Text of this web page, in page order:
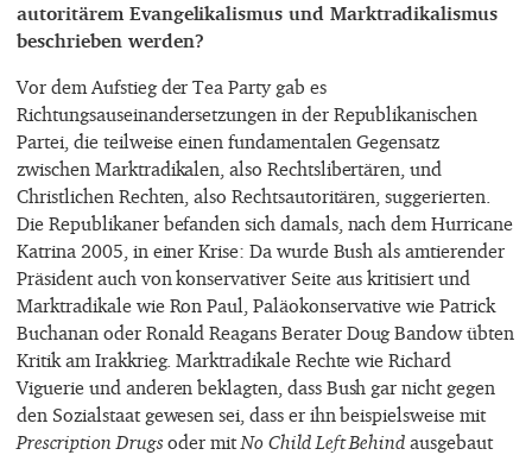
autoritärem Evangelikalismus und Marktradikalismus
beschrieben werden?
Vor dem Aufstieg der Tea Party gab es
Richtungsauseinandersetzungen in der Republikanischen
Partei, die teilweise einen fundamentalen Gegensatz
zwischen Marktradikalen, also Rechtslibertären, und
Christlichen Rechten, also Rechtsautoritären, suggerierten.
Die Republikaner befanden sich damals, nach dem Hurricane
Katrina 2005, in einer Krise: Da wurde Bush als amtierender
Präsident auch von konservativer Seite aus kritisiert und
Marktradikale wie Ron Paul, Paläokonservative wie Patrick
Buchanan oder Ronald Reagans Berater Doug Bandow übten
Kritik am Irakkrieg. Marktradikale Rechte wie Richard
Viguerie und anderen beklagten, dass Bush gar nicht gegen
den Sozialstaat gewesen sei, dass er ihn beispielsweise mit
Prescription Drugs oder mit No Child Left Behind ausgebaut